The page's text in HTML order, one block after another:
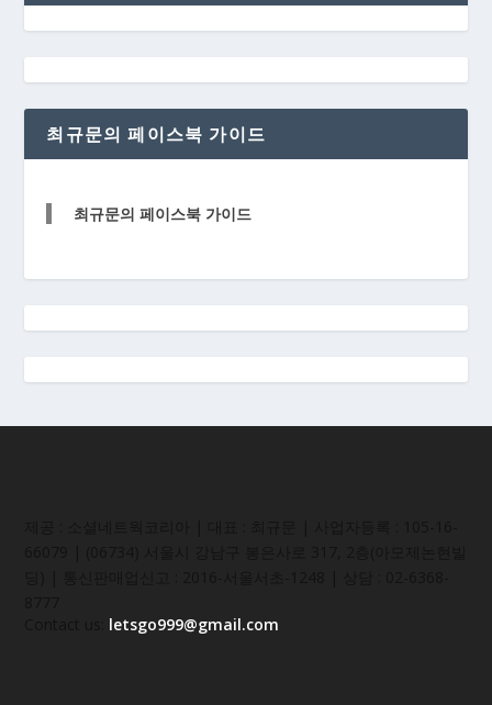
최규문의 페이스북 가이드
최규문의 페이스북 가이드
letsgo999@gmail.com